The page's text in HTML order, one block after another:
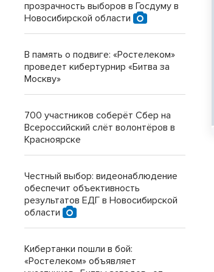
прозрачность выборов в Госдуму в
Новосибирской области
В память о подвиге: «Ростелеком»
проведет кибертурнир «Битва за
Москву»
700 участников соберёт Сбер на
Всероссийский слёт волонтёров в
Красноярске
Честный выбор: видеонаблюдение
обеспечит объективность
результатов ЕДГ в Новосибирской
области
Кибертанки пошли в бой:
«Ростелеком» объявляет